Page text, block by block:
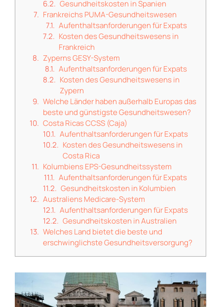
Gesundheitskosten in Spanien
Frankreichs PUMA-Gesundheitswesen
Aufenthaltsanforderungen für Expats
Kosten des Gesundheitswesens in
Frankreich
Zyperns GESY-System
Aufenthaltsanforderungen für Expats
Kosten des Gesundheitswesens in
Zypern
Welche Länder haben außerhalb Europas das
beste und günstigste Gesundheitswesen?
Costa Ricas CCSS (Caja)
Aufenthaltsanforderungen für Expats
Kosten des Gesundheitswesens in
Costa Rica
Kolumbiens EPS-Gesundheitssystem
Aufenthaltsanforderungen für Expats
Gesundheitskosten in Kolumbien
Australiens Medicare-System
Aufenthaltsanforderungen für Expats
Gesundheitskosten in Australien
Welches Land bietet die beste und
erschwinglichste Gesundheitsversorgung?